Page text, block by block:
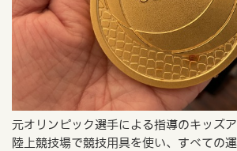
元オリンピック選手による指導のキッズア
陸上競技場で競技用具を使い、すべての